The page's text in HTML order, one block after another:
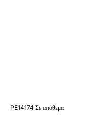
PE14174 Σε απόθεμα